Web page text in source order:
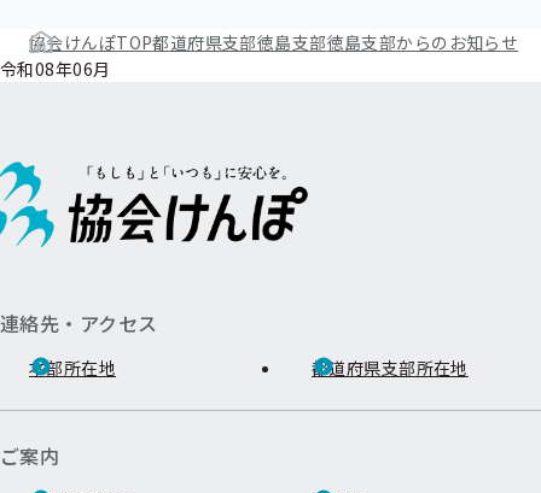
協会けんぽTOP都道府県支部徳島支部徳島支部からのお知らせ
令和08年06月
連絡先・アクセス
本部所在地 都道府県支部所在地
ご案内